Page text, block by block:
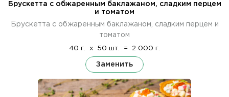
Брускетта с обжаренным баклажаном, сладким перцем
и томатом
Брускетта с обжаренным баклажаном, сладким перцем и
томатом
40 г. x 50 шт. = 2 000 г.
Заменить